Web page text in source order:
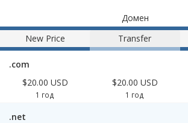
Домен
New Price
Transfer
.com
$20.00 USD
1 год
$20.00 USD
1 год
.net